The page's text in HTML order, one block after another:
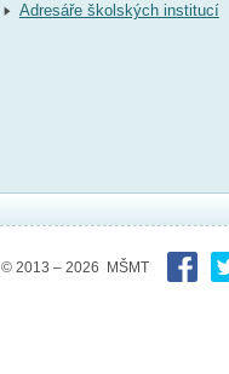
Adresáře školských institucí
© 2013 – 2026 MŠMT